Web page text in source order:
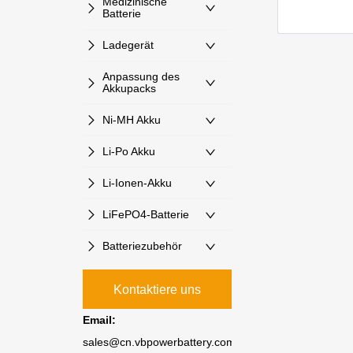
Batterie
Ladegerät
Anpassung des
Akkupacks
Ni-MH Akku
Li-Po Akku
Li-Ionen-Akku
LiFePO4-Batterie
Batteriezubehör
Kontaktiere uns
Email:
sales@cn.vbpowerbattery.com